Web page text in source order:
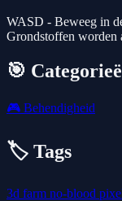
WASD - Beweeg in
Grondstoffen worden
🎯
🎮 Behendigheid
🏷️ Tags
3d farm no-blood